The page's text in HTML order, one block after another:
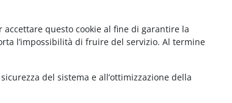
questo cookie al fine di garantire la
l’impossibilità di fruire del servizio. Al termine
del sistema e all’ottimizzazione della